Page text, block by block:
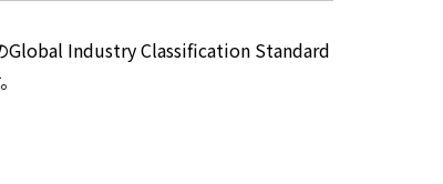
Global Industry Classification Standard